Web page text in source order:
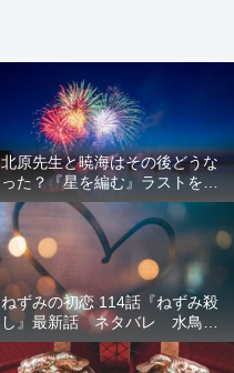
北原先生と暁海はその後どうな
った？『星を編む』ラストをネ
タバレ解説
ねずみの初恋 114話『ねずみ殺
し』最新話 ネタバレ 水鳥死
亡 鯆を殺すか